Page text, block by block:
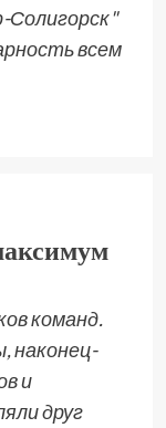
всем
команд.
наконец-
и
друг